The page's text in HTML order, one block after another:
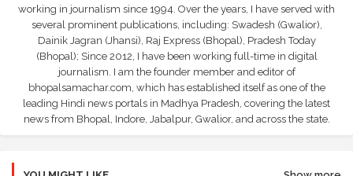
working in journalism since 1994. Over the years, I have served with
several prominent publications, including: Swadesh (Gwalior),
Dainik Jagran (Jhansi), Raj Express (Bhopal), Pradesh Today
(Bhopal); Since 2012, I have been working full-time in digital
journalism. I am the founder member and editor of
bhopalsamachar.com, which has established itself as one of the
leading Hindi news portals in Madhya Pradesh, covering the latest
news from Bhopal, Indore, Jabalpur, Gwalior, and across the state.